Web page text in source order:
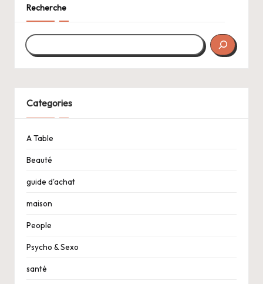
Recherche
Categories
A Table
Beauté
guide d'achat
maison
People
Psycho & Sexo
santé